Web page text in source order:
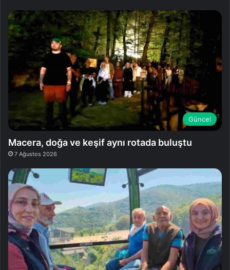
Güncel
Macera, doğa ve keşif aynı rotada buluştu
7 Ağustos 2026